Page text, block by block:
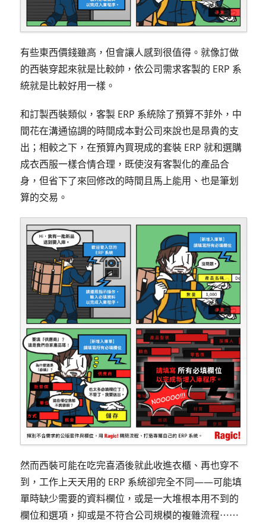
有些東西價錢雖高，但會讓人感到很值得。就像訂做
的西裝穿起來就是比較帥，依公司需求客製的 ERP 系
統就是比較好用一樣。
和訂製西裝類似，客製 ERP 系統除了預算不菲外，中
間花在溝通協調的時間成本對公司來說也是昂貴的支
出；相較之下，在預算內買現成的套裝 ERP 就和選購
成衣西服一樣合情合理，既使沒有客製化的產品合
身，但省下了來回修改的時間且馬上能用、也是筆划
算的交易。
然而西裝可能在吃完喜酒後就此收進衣櫃、再也穿不
到，工作上天天用的 ERP 系統卻完全不同——可能填
單時缺少需要的資料欄位，或是一大堆根本用不到的
欄位和選項，抑或是不符合公司規模的複雜流程⋯⋯